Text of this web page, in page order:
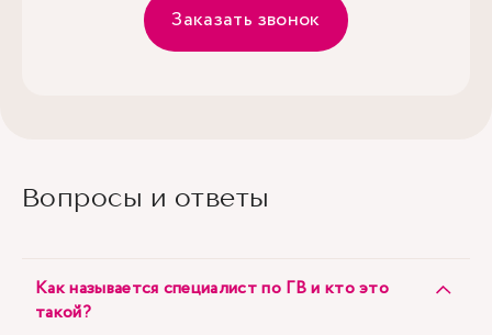
Заказать звонок
Вопросы и ответы
Как называется специалист по ГВ и кто это
такой?